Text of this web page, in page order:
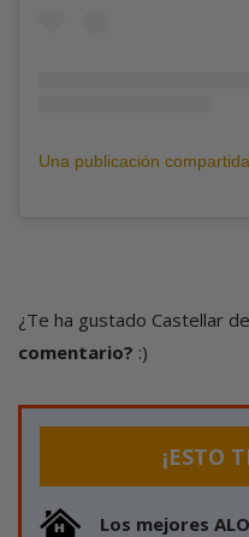
¿Te ha gustado Castellar
comentario? :)
Los mejores